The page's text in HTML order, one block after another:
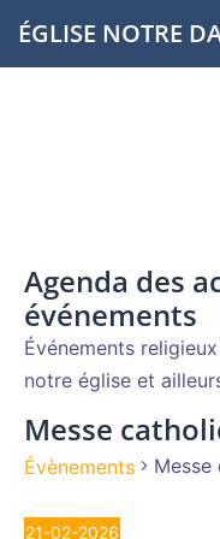
Aller
auÉGLISE NOTRE
Agenda des
événements
Événements
notre église et
Messe
Évènements Messe
Évènements
21-02-2026